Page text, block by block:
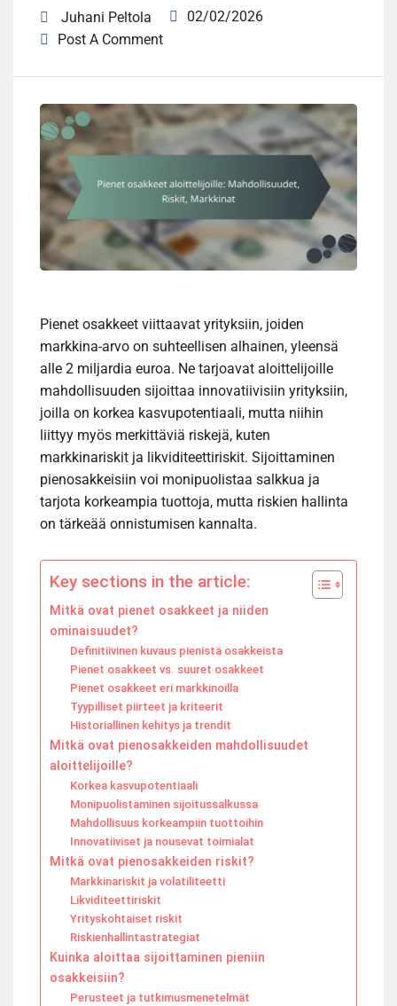
Juhani Peltola
02/02/2026
Post A Comment
Pienet osakkeet viittaavat yrityksiin, joiden
markkina-arvo on suhteellisen alhainen, yleensä
alle 2 miljardia euroa. Ne tarjoavat aloittelijoille
mahdollisuuden sijoittaa innovatiivisiin yrityksiin,
joilla on korkea kasvupotentiaali, mutta niihin
liittyy myös merkittäviä riskejä, kuten
markkinariskit ja likviditeettiriskit. Sijoittaminen
pienosakkeisiin voi monipuolistaa salkkua ja
tarjota korkeampia tuottoja, mutta riskien hallinta
on tärkeää onnistumisen kannalta.
Key sections in the article:
Mitkä ovat pienet osakkeet ja niiden
ominaisuudet?
Definitiivinen kuvaus pienistä osakkeista
Pienet osakkeet vs. suuret osakkeet
Pienet osakkeet eri markkinoilla
Tyypilliset piirteet ja kriteerit
Historiallinen kehitys ja trendit
Mitkä ovat pienosakkeiden mahdollisuudet
aloittelijoille?
Korkea kasvupotentiaali
Monipuolistaminen sijoitussalkussa
Mahdollisuus korkeampiin tuottoihin
Innovatiiviset ja nousevat toimialat
Mitkä ovat pienosakkeiden riskit?
Markkinariskit ja volatiliteetti
Likviditeettiriskit
Yrityskohtaiset riskit
Riskienhallintastrategiat
Kuinka aloittaa sijoittaminen pieniin
osakkeisiin?
Perusteet ja tutkimusmenetelmät